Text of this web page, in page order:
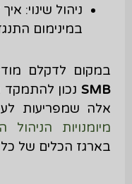
ניהול שינוי:
במינימום
במקום לדקלם
SMB נכון
אלה שמפריעות
מיומנויות הניהול
בארגז הכלים של